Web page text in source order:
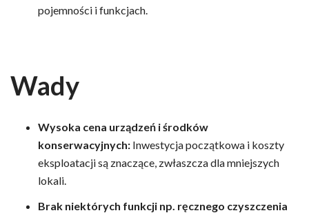
pojemności i funkcjach.
Wady
Wysoka cena urządzeń i środków
konserwacyjnych: Inwestycja początkowa i koszty
eksploatacji są znaczące, zwłaszcza dla mniejszych
lokali.
Brak niektórych funkcji np. ręcznego czyszczenia